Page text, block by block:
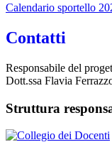
Calendario sportello
Contatti
Responsabile del
Dott.ssa Flavia
Struttura